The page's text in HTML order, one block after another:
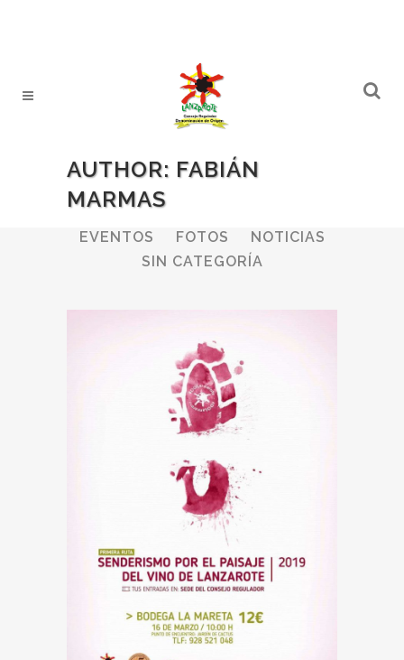
AUTHOR: FABIÁN
MARMAS
ALL BODEGAS
EVENTOS
FOTOS
NOTICIAS
SIN CATEGORÍA